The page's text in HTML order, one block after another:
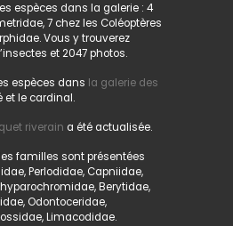
espèces dans la galerie : 4
7 chez les Coléoptères
Vous y trouverez
et 2047 photos.
espèces dans la galerie des
et le cardinal.
riverain a été actualisée.
familles sont présentées
Perlodidae, Capniidae,
Berytidae,
Odontoceridae,
Limacodidae.